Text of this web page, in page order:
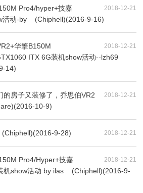
2018-12-21
Pro4/hyper+技嘉
活动-by (Chiphell)(2016-9-16)
2018-12-21
华擎B150M
ITX 6G装机show活动--lzh69
14)
2018-12-21
的房子又装修了，乔思伯VR2
10-9)
2018-12-21
9-28)
2018-12-21
Pro4/Hyper+技嘉
机show活动 by ilas (Chiphell)(2016-9-